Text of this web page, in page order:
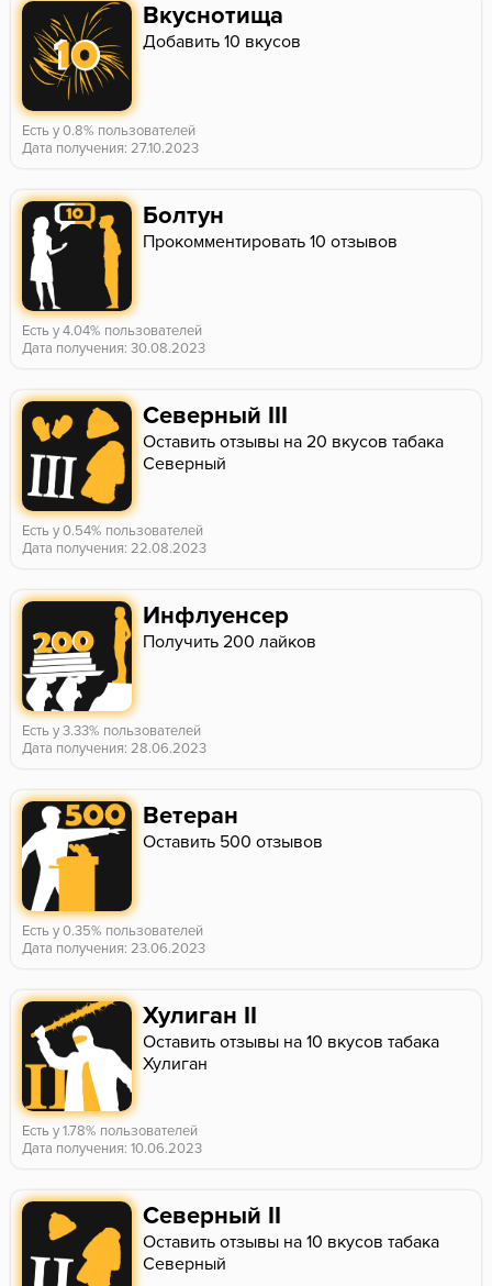
Вкуснотища
Добавить 10 вкусов
Есть у 0.8% пользователей
Дата получения: 27.10.2023
Болтун
Прокомментировать 10 отзывов
Есть у 4.04% пользователей
Дата получения: 30.08.2023
Северный III
Оставить отзывы на 20 вкусов табака
Северный
Есть у 0.54% пользователей
Дата получения: 22.08.2023
Инфлуенсер
Получить 200 лайков
Есть у 3.33% пользователей
Дата получения: 28.06.2023
Ветеран
Оставить 500 отзывов
Есть у 0.35% пользователей
Дата получения: 23.06.2023
Хулиган II
Оставить отзывы на 10 вкусов табака
Хулиган
Есть у 1.78% пользователей
Дата получения: 10.06.2023
Северный II
Оставить отзывы на 10 вкусов табака
Северный